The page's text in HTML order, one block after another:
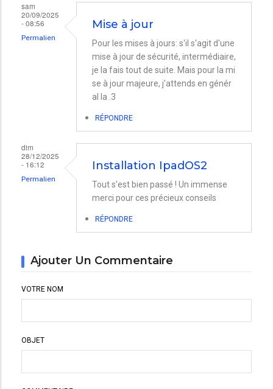
sam
20/09/2025
- 08:56
Permalien
Mise à jour
Pour les mises à jours: s'il s'agit d'une
mise à jour de sécurité, intermédiaire,
je la fais tout de suite. Mais pour la mi
se à jour majeure, j'attends en génér
al la .3
RÉPONDRE
dim
28/12/2025
- 16:12
Permalien
Installation IpadOS2
Tout s'est bien passé ! Un immense
merci pour ces précieux conseils
RÉPONDRE
Ajouter Un Commentaire
VOTRE NOM
OBJET